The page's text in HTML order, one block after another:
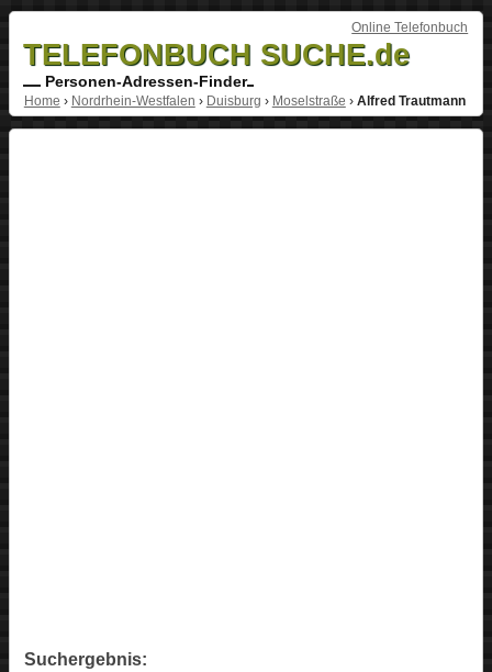
Online Telefonbuch
TELEFONBUCH SUCHE.de
Personen-Adressen-Finder
Home › Nordrhein-Westfalen › Duisburg › Moselstraße › Alfred Trautmann
Suchergebnis: